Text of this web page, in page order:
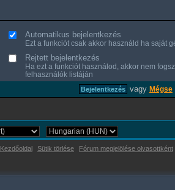
Automatikus bejelentkezés
Ezt a funkciót csak akkor használd ha saját
Rejtett bejelentkezés
Ha ezt a funkciót használod, akkor nem
felhasználók listáján
vagy Mégse
Kezdőoldal Sütik törlése Fórum megjelölése olvasottként